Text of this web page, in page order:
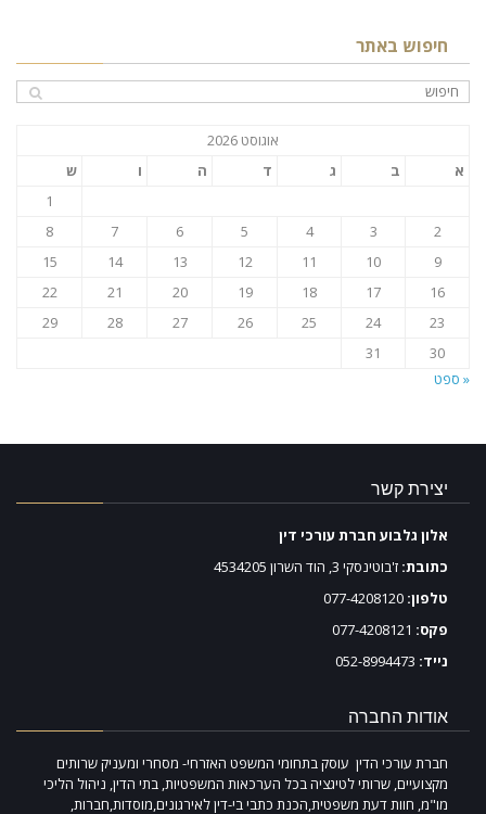
חיפוש באתר
אוגוסט 2026
א
ב ג ד ה ו
ש
1
2
3
4
5
6
7
8
9
10
11
12
13
14
15
16
17
18
19
20
21
22
23
24
25
26
27
28
29
30
31
« ספט
יצירת קשר
אלון גלבוע חברת עורכי דין
כתובת: ז'בוטינסקי 3, הוד השרון 4534205
טלפון:
פקס:
נייד:
אודות החברה
חברת עורכי הדין עוסק בתחומי המשפט האזרחי- מסחרי ומעניק שרותים
מקצועיים, שרותי לטיגציה בכל הערכאות המשפטיות, בתי הדין, ניהול הליכי
מו"מ, חוות דעת משפטית,הכנת כתבי בי-דין לאירגונים,מוסדות,חברות,